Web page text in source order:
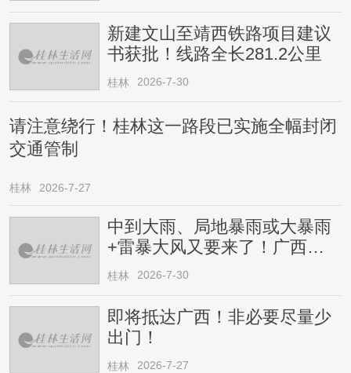
新建文山至靖西铁路项目建议
书获批！线路全长281.2公里
桂林 2026-7-30
请注意绕行！桂林这一路段已实施全幅封闭
交通管制
桂林 2026-7-27
中到大雨、局地暴雨或大暴雨
+雷暴大风又要来了！广西人
请注意
桂林 2026-7-30
即将抵达广西！非必要尽量少
出门！
桂林 2026-7-27